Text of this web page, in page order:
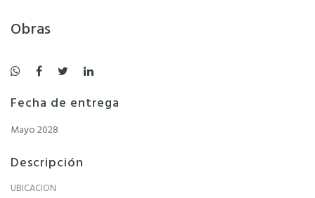
Obras
Fecha de entrega
Mayo 2028
Descripción
UBICACION